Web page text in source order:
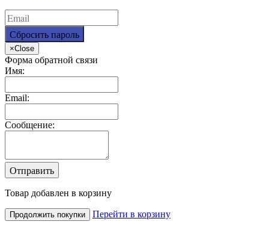
×Close
Форма обратной связи
Имя:
Email:
Сообщение:
Товар добавлен в корзину
Продолжить покупки Перейти в корзину